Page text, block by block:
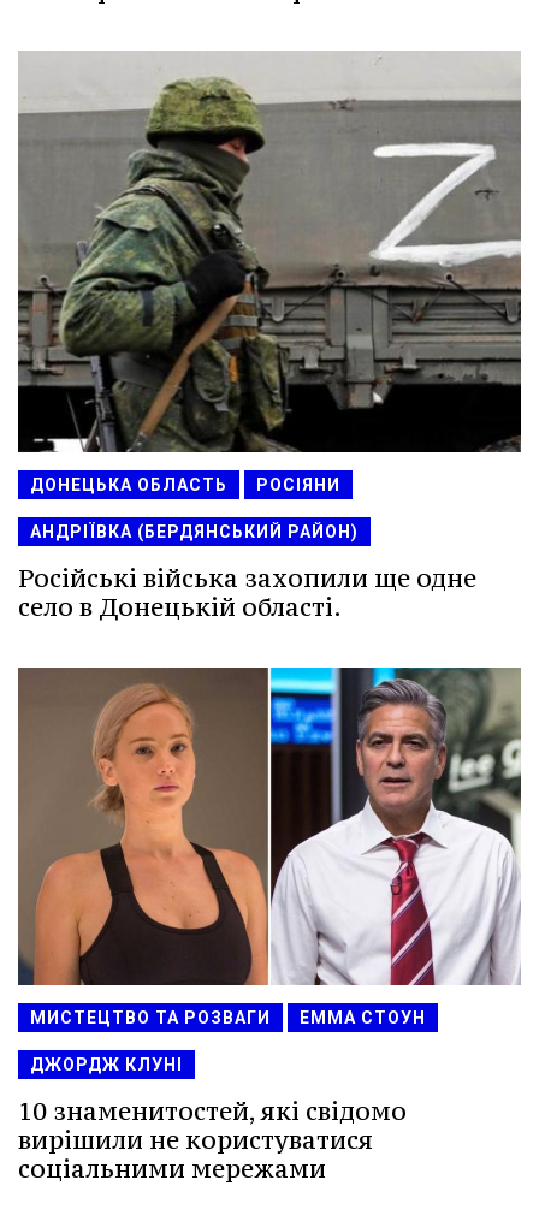
ДОНЕЦЬКА ОБЛАСТЬ РОСІЯНИ
АНДРІЇВКА (БЕРДЯНСЬКИЙ РАЙОН)
Російські війська захопили ще одне
село в Донецькій області.
МИСТЕЦТВО ТА РОЗВАГИ ЕММА СТОУН
ДЖОРДЖ КЛУНІ
10 знаменитостей, які свідомо
вирішили не користуватися
соціальними мережами